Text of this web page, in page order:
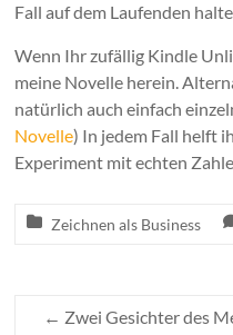
Fall auf dem Laufenden
Wenn Ihr zufällig Kindle
meine Novelle herein.
natürlich auch einfach
Novelle) In jedem Fall helft
Experiment mit echten
Zeichnen als Business
← Zwei Gesichter des